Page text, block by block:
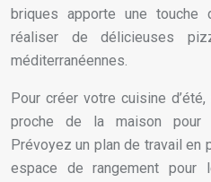
briques apporte une touche
réaliser de délicieuses
méditerranéennes.
Pour créer votre cuisine
proche de la maison pour
Prévoyez un plan de travail en
espace de rangement pour